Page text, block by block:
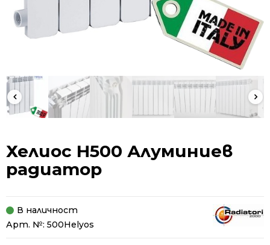
Хелиос H500 Алуминиев
радиатор
В наличност
Арт. №: 500Helyos